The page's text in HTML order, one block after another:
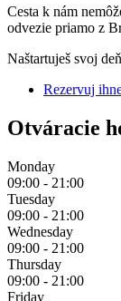
Cesta k nám
odvezie priamo z
Naštartuješ svoj
Rezervuj
Otváracie
Monday
09:00 - 21:00
Tuesday
09:00 - 21:00
Wednesday
09:00 - 21:00
Thursday
09:00 - 21:00
Friday